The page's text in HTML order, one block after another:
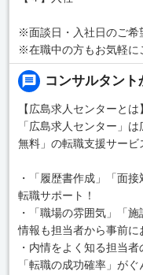
※面談日・入社日のご希
※在職中の方もお気軽に
コンサルタント
【広島求人センターとは】
「広島求人センター」
無料」の転職支援サービ
・「履歴書作成」「面
転職サポート！
・「職場の雰囲気」「
情報も担当者から事前に
・内情をよく知る担当
「転職の成功確率」がぐ